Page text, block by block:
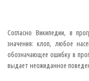
Согласно Википедии, в
значения: клоп, любое
обозначающее ошибку в
выдает неожиданное
й
с
м
н
о